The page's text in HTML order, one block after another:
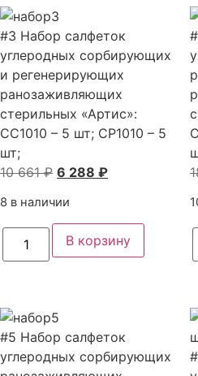
сорбирующих
и
регенирирующих
ранозаживляющих
стерильных
«Артис»
CC55
–
2
шт;
CC1010
–
3
шт.;
–
шт.;
CP1010
–
–
–
5
#3 Набор салфеток
углеродных сорбирующих
и регенерирующих
ранозаживляющих
стерильных «Артис»:
CC1010 – 5 шт; CP1010 – 5
шт;
10 661₽ Первоначальная
составляла
10
661 ₽.
6 288 ₽Текущая
288 ₽.
8 в наличии
Количество
товара
#3
сорбирующих
и
регенерирующих
ранозаживляющих
стерильных
В корзину
#5 Набор салфеток
углеродных сорбирующих